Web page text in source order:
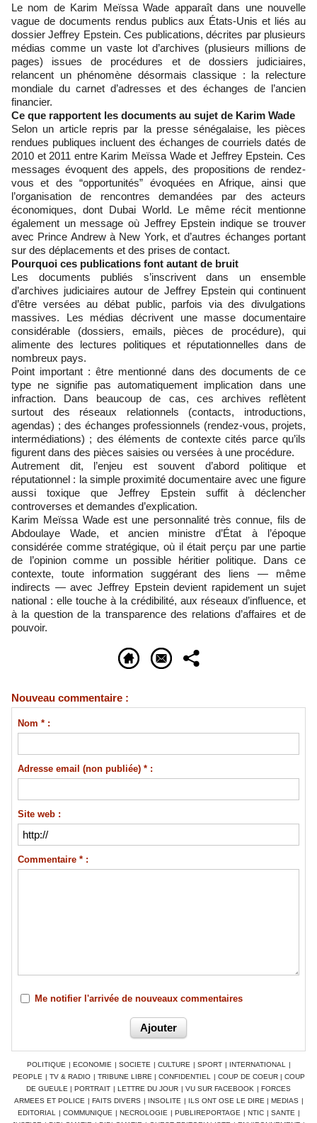
Le nom de Karim Meïssa Wade apparaît dans une nouvelle
vague de documents rendus publics aux États-Unis et liés au
dossier Jeffrey Epstein. Ces publications, décrites par plusieurs
médias comme un vaste lot d’archives (plusieurs millions de
pages) issues de procédures et de dossiers judiciaires,
relancent un phénomène désormais classique : la relecture
mondiale du carnet d’adresses et des échanges de l’ancien
financier.
Ce que rapportent les documents au sujet de Karim Wade
Selon un article repris par la presse sénégalaise, les pièces
rendues publiques incluent des échanges de courriels datés de
2010 et 2011 entre Karim Meïssa Wade et Jeffrey Epstein. Ces
messages évoquent des appels, des propositions de rendez-
vous et des “opportunités” évoquées en Afrique, ainsi que
l’organisation de rencontres demandées par des acteurs
économiques, dont Dubai World. Le même récit mentionne
également un message où Jeffrey Epstein indique se trouver
avec Prince Andrew à New York, et d’autres échanges portant
sur des déplacements et des prises de contact.
Pourquoi ces publications font autant de bruit
Les documents publiés s’inscrivent dans un ensemble
d’archives judiciaires autour de Jeffrey Epstein qui continuent
d’être versées au débat public, parfois via des divulgations
massives. Les médias décrivent une masse documentaire
considérable (dossiers, emails, pièces de procédure), qui
alimente des lectures politiques et réputationnelles dans de
nombreux pays.
Point important : être mentionné dans des documents de ce
type ne signifie pas automatiquement implication dans une
infraction. Dans beaucoup de cas, ces archives reflètent
surtout des réseaux relationnels (contacts, introductions,
agendas) ; des échanges professionnels (rendez-vous, projets,
intermédiations) ; des éléments de contexte cités parce qu’ils
figurent dans des pièces saisies ou versées à une procédure.
Autrement dit, l’enjeu est souvent d’abord politique et
réputationnel : la simple proximité documentaire avec une figure
aussi toxique que Jeffrey Epstein suffit à déclencher
controverses et demandes d’explication.
Karim Meïssa Wade est une personnalité très connue, fils de
Abdoulaye Wade, et ancien ministre d’État à l’époque
considérée comme stratégique, où il était perçu par une partie
de l’opinion comme un possible héritier politique. Dans ce
contexte, toute information suggérant des liens — même
indirects — avec Jeffrey Epstein devient rapidement un sujet
national : elle touche à la crédibilité, aux réseaux d’influence, et
à la question de la transparence des relations d’affaires et de
pouvoir.
Nouveau commentaire :
Nom * :
Adresse email (non publiée) * :
Site web :
Commentaire * :
Me notifier l'arrivée de nouveaux commentaires
POLITIQUE | ECONOMIE | SOCIETE | CULTURE | SPORT | INTERNATIONAL
|
PEOPLE | TV & RADIO | TRIBUNE LIBRE | CONFIDENTIEL | COUP DE COEUR | COUP
DE GUEULE | PORTRAIT | LETTRE DU JOUR | VU SUR FACEBOOK | FORCES
ARMEES ET POLICE | FAITS DIVERS | INSOLITE | ILS ONT OSE LE DIRE | MEDIAS |
EDITORIAL
| COMMUNIQUE | NECROLOGIE | PUBLIREPORTAGE | NTIC | SANTE |